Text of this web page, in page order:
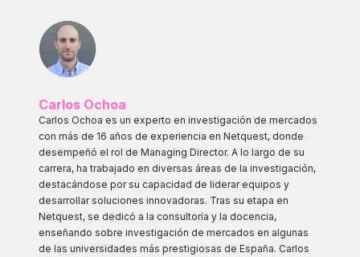
Carlos Ochoa
Carlos Ochoa es un experto en investigación de mercados
con más de 16 años de experiencia en Netquest, donde
desempeñó el rol de Managing Director. A lo largo de su
carrera, ha trabajado en diversas áreas de la investigación,
destacándose por su capacidad de liderar equipos y
desarrollar soluciones innovadoras. Tras su etapa en
Netquest, se dedicó a la consultoría y la docencia,
enseñando sobre investigación de mercados en algunas
de las universidades más prestigiosas de España. Carlos